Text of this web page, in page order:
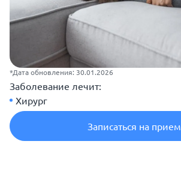
*Дата обновления: 30.01.2026
Заболевание лечит:
Хирург
Записаться на прием